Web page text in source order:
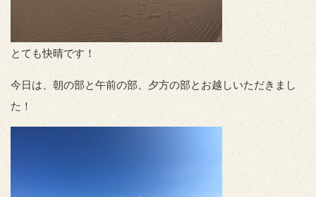
とても快晴です！
今日は、朝の部と午前の部、夕方の部とお越しいただきまし
た！